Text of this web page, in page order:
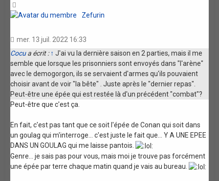
Zefurin
mer. 13 juil. 2022 16:33
Cocua écrit : ↑ J'ai vu la dernière saison en 2 parties, mais il me
semble que lorsque les prisonniers sont envoyés dans "l'arène"
avec le demogorgon, ils se servaient d'armes qu'ils pouvaient
choisir avant de voir "la bête" . Juste après le "dernier repas".
Peut-être une épée qui est restée là d'un précédent "combat"?
Peut-être que c'est ça.
En fait, c'est pas tant que ce soit l'épée de Conan qui soit dans
un goulag qui m'interroge... c'est juste le fait que... Y A UNE EPEE
DANS UN GOULAG qui me laisse pantois.
Genre... je sais pas pour vous, mais moi je trouve pas forcément
une épée par terre chaque matin quand je vais au bureau.